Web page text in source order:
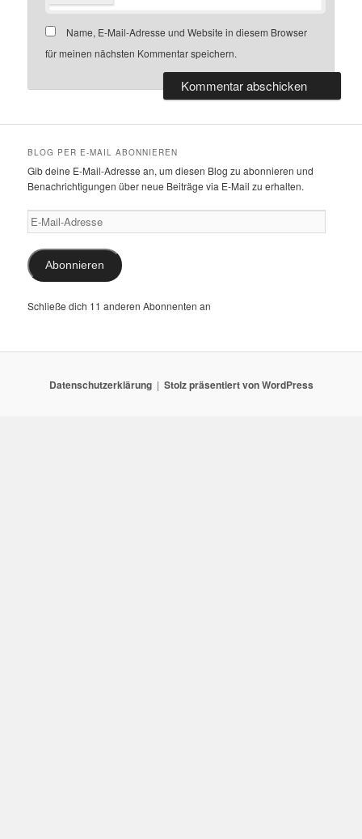
Name, E-Mail-Adresse und Website in diesem Browser
für meinen nächsten Kommentar speichern.
BLOG PER E-MAIL ABONNIEREN
Gib deine E-Mail-Adresse an, um diesen Blog zu abonnieren und
Benachrichtigungen über neue Beiträge via E-Mail zu erhalten.
E-
Mail-
Adresse
Abonnieren
Schließe dich 11 anderen Abonnenten an
Datenschutzerklärung Stolz präsentiert von WordPress